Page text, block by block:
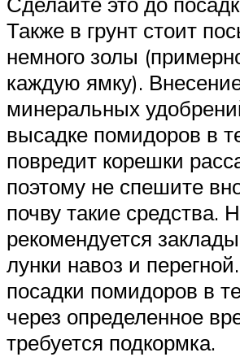
Также в грунт стоит
немного золы
каждую ямку).
минеральных
высадке помидоров в
повредит корешки
поэтому не спешите
почву такие средства.
рекомендуется
лунки навоз и
посадки помидоров в
через определенное
требуется подкормка.